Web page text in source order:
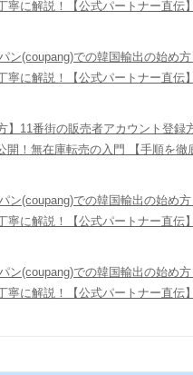
寧に解説！【公式パートナー直伝】
ン(coupang)での韓国輸出の始め
寧に解説！【公式パートナー直伝】
】11番街の販売者アカウント登
開！無在庫転売の入門 【手順を徹
ン(coupang)での韓国輸出の始め
寧に解説！【公式パートナー直伝】
ン(coupang)での韓国輸出の始め
寧に解説！【公式パートナー直伝】